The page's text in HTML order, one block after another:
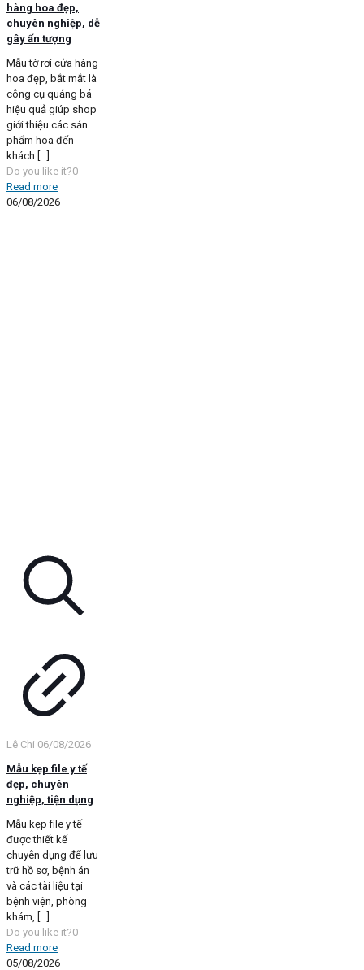
hàng hoa đẹp,
chuyên nghiệp, dễ
gây ấn tượng
Mẫu tờ rơi cửa hàng
hoa đẹp, bắt mắt là
công cụ quảng bá
hiệu quả giúp shop
giới thiệu các sản
phẩm hoa đến
khách
Do you like it?0
Read more
06/08/2026
Lê Chi 06/08/2026
Mẫu kẹp file y tế
đẹp, chuyên
nghiệp, tiện dụng
Mẫu kẹp file y tế
được thiết kế
chuyên dụng để lưu
trữ hồ sơ, bệnh án
và các tài liệu tại
bệnh viện, phòng
khám, […]
Do you like it?0
Read more
05/08/2026